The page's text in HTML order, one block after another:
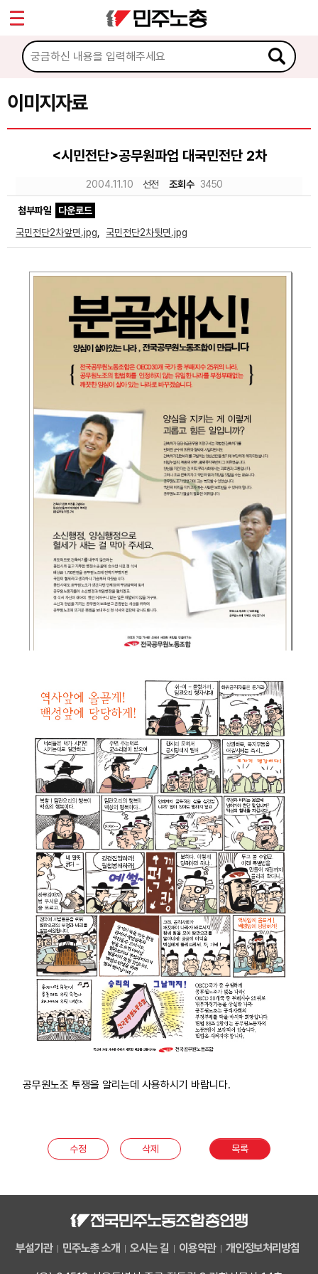
이미지자료
<시민전단>공무원파업 대국민전단 2차
2004.11.10 선전 조회수 3450
첨부파일
다운로드
국민전단2차앞면.jpg
국민전단2차뒷면.jpg
공무원노조 투쟁을 알리는데 사용하시기 바랍니다.
수정 삭제 목록
부설기관 민주노총 소개 오시는 길 이용약관 개인정보처리방침
마이페이지
소개
소식
문서자료
미디어자료
Sketchbook5, 스케치북5
Sketchbook5, 스케치북5